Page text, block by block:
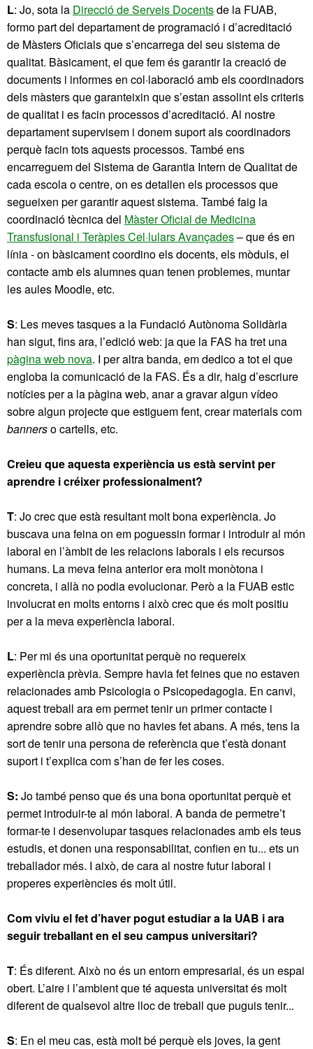
L: Jo, sota la Direcció de Serveis Docentsde la FUAB,
formo part del departament de programació i d’acreditació
de Màsters Oficials que s’encarrega del seu sistema de
qualitat. Bàsicament, el que fem és garantir la creació de
documents i informes en col·laboració amb els coordinadors
dels màsters que garanteixin que s’estan assolint els criteris
de qualitat i es facin processos d’acreditació. Al nostre
departament supervisem i donem suport als coordinadors
perquè facin tots aquests processos. També ens
encarreguem del Sistema de Garantia Intern de Qualitat de
cada escola o centre, on es detallen els processos que
segueixen per garantir aquest sistema. També faig la
coordinació tècnica del Màster Oficial de Medicina
Transfusional i Teràpies Cel·lulars Avançades– que és en
línia - on bàsicament coordino els docents, els mòduls, el
contacte amb els alumnes quan tenen problemes, muntar
les aules Moodle, etc.
S: Les meves tasques a la Fundació Autònoma Solidària
han sigut, fins ara, l’edició web: ja que la FAS ha tret una
pàgina web nova. I per altra banda, em dedico a tot el que
engloba la comunicació de la FAS. És a dir, haig d’escriure
notícies per a la pàgina web, anar a gravar algun vídeo
sobre algun projecte que estiguem fent, crear materials com
bannerso cartells, etc.
Creieu que aquesta experiència us està servint per
aprendre i créixer professionalment?
T: Jo crec que està resultant molt bona experiència. Jo
buscava una feina on em poguessin formar i introduir al món
laboral en l’àmbit de les relacions laborals i els recursos
humans. La meva feina anterior era molt monòtona i
concreta, i allà no podia evolucionar. Però a la FUAB estic
involucrat en molts entorns i això crec que és molt positiu
per a la meva experiència laboral.
L: Per mi és una oportunitat perquè no requereix
experiència prèvia. Sempre havia fet feines que no estaven
relacionades amb Psicologia o Psicopedagogia. En canvi,
aquest treball ara em permet tenir un primer contacte i
aprendre sobre allò que no havies fet abans. A més, tens la
sort de tenir una persona de referència que t’està donant
suport i t’explica com s’han de fer les coses.
S: Jo també penso que és una bona oportunitat perquè et
permet introduir-te al món laboral. A banda de permetre’t
formar-te i desenvolupar tasques relacionades amb els teus
estudis, et donen una responsabilitat, confien en tu... ets un
treballador més. I això, de cara al nostre futur laboral i
properes experiències és molt útil.
Com viviu el fet d’haver pogut estudiar a la UAB i ara
seguir treballant en el seu campus universitari?
T: És diferent. Això no és un entorn empresarial, és un espai
obert. L’aire i l’ambient que té aquesta universitat és molt
diferent de qualsevol altre lloc de treball que puguis tenir...
S: En el meu cas, està molt bé perquè els joves, la gent